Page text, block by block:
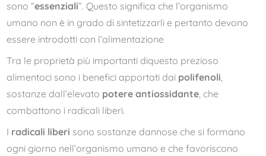
sono “essenziali”. Questo significa che l’organismo
umano non è in grado di sintetizzarli e pertanto devono
essere introdotti con l’alimentazione
Tra le proprietà più importanti diquesto prezioso
alimentoci sono i benefici apportati dai polifenoli
sostanze dall’elevato potere antiossidante , che
combattono i radicali liberi.
I radicali liberi sono sostanze dannose che si formano
ogni giorno nell’organismo umano e che favoriscono